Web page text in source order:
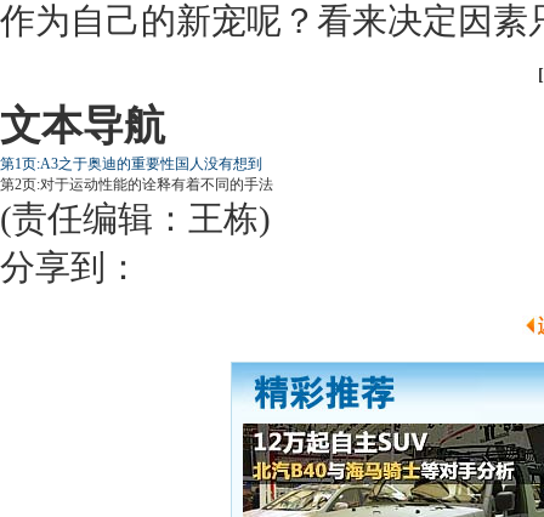
作为自己的新宠呢？看来决定因素
[
文本导航
第1页:A3之于奥迪的重要性国人没有想到
第2页:对于运动性能的诠释有着不同的手法
(责任编辑：王栋)
分享到：